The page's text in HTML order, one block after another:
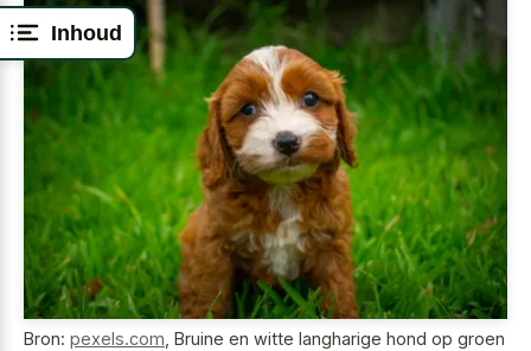
Inhoud
Bron: pexels.com Bruine en witte langharige hond op groen